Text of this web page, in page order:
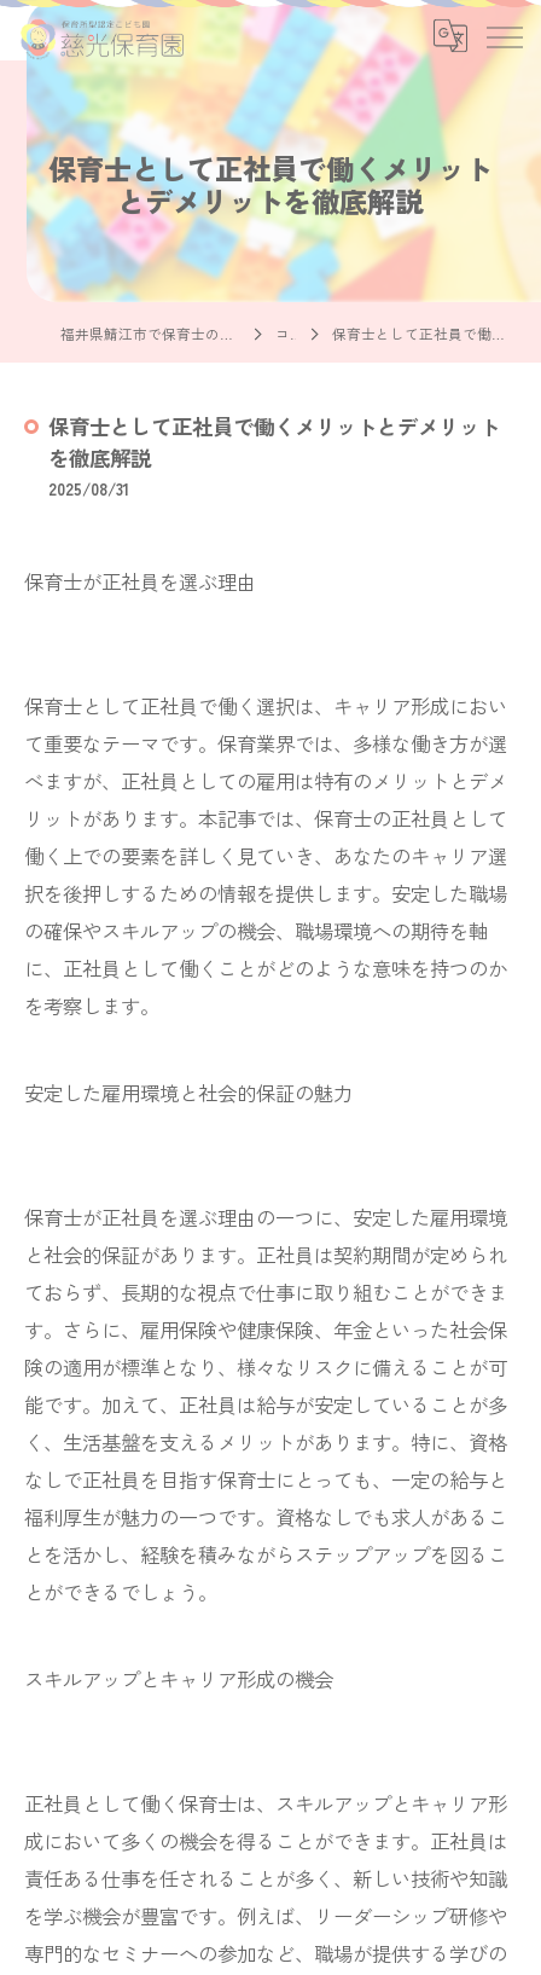
保育士として正社員で働くメリット
とデメリットを徹底解説
コラム 保育士として正社員で働くメリットとデメリットを徹底解説
保育士として正社員で働くメリットとデメリット
を徹底解説
2025/08/31
保育士が正社員を選ぶ理由
保育士として正社員で働く選択は、キャリア形成におい
て重要なテーマです。保育業界では、多様な働き方が選
べますが、正社員としての雇用は特有のメリットとデメ
リットがあります。本記事では、保育士の正社員として
働く上での要素を詳しく見ていき、あなたのキャリア選
択を後押しするための情報を提供します。安定した職場
の確保やスキルアップの機会、職場環境への期待を軸
に、正社員として働くことがどのような意味を持つのか
を考察します。
安定した雇用環境と社会的保証の魅力
保育士が正社員を選ぶ理由の一つに、安定した雇用環境
と社会的保証があります。正社員は契約期間が定められ
ておらず、長期的な視点で仕事に取り組むことができま
す。さらに、雇用保険や健康保険、年金といった社会保
険の適用が標準となり、様々なリスクに備えることが可
能です。加えて、正社員は給与が安定していることが多
く、生活基盤を支えるメリットがあります。特に、資格
なしで正社員を目指す保育士にとっても、一定の給与と
福利厚生が魅力の一つです。資格なしでも求人があるこ
とを活かし、経験を積みながらステップアップを図るこ
とができるでしょう。
スキルアップとキャリア形成の機会
正社員として働く保育士は、スキルアップとキャリア形
成において多くの機会を得ることができます。正社員は
責任ある仕事を任されることが多く、新しい技術や知識
を学ぶ機会が豊富です。例えば、リーダーシップ研修や
専門的なセミナーへの参加など、職場が提供する学びの